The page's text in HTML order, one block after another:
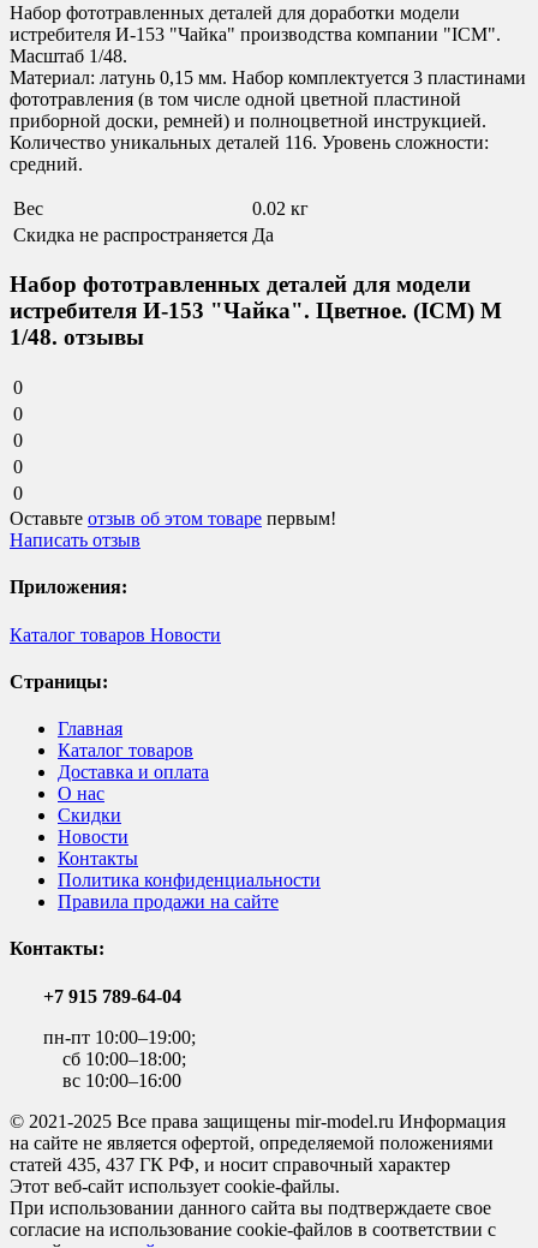
Набор фототравленных деталей для доработки модели
истребителя И-153 "Чайка" производства компании "ICM".
Масштаб 1/48.
Материал: латунь 0,15 мм. Набор комплектуется 3 пластинами
фототравления (в том числе одной цветной пластиной
приборной доски, ремней) и полноцветной инструкцией.
Количество уникальных деталей 116. Уровень сложности:
средний.
Вес
0.02 кг
Скидка не распространяется Да
Набор фототравленных деталей для модели
истребителя И-153 "Чайка". Цветное. (ICM) М
1/48. отзывы
0
0
0
0
0
Оставьте отзыв об этом товаре первым!
Написать отзыв
Приложения:
Каталог товаров Новости
Страницы:
Главная
Каталог товаров
Доставка и оплата
О нас
Скидки
Новости
Контакты
Политика конфиденциальности
Правила продажи на сайте
Контакты:
+7 915 789-64-04
пн-пт 10:00–19:00;
сб 10:00–18:00;
вс 10:00–16:00
© 2021-2025 Все права защищены mir-model.ru Информация
на сайте не является офертой, определяемой положениями
статей 435, 437 ГК РФ, и носит справочный характер
Этот веб-сайт использует cookie-файлы.
При использовании данного сайта вы подтверждаете свое
согласие на использование cookie-файлов в соответствии с